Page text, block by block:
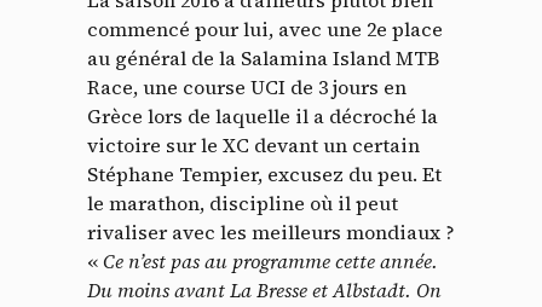
commencé pour lui, avec une 2e place
au général de la Salamina Island MTB
Race, une course UCI de 3 jours en
Grèce lors de laquelle il a décroché la
victoire sur le XC devant un certain
Stéphane Tempier, excusez du peu. Et
le marathon, discipline où il peut
rivaliser avec les meilleurs mondiaux ?
«Ce n’est pas au programme cette année.
Du moins avant La Bresse et Albstadt. On